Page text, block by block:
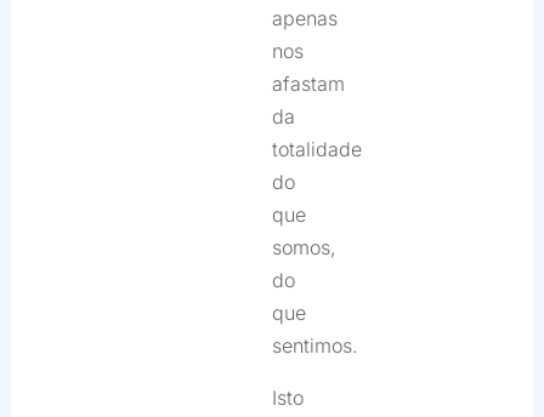
apenas
nos
afastam
da
totalidade
do
que
somos,
do
que
sentimos.
Isto